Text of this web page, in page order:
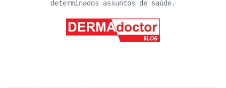
determinados assuntos de saúde.